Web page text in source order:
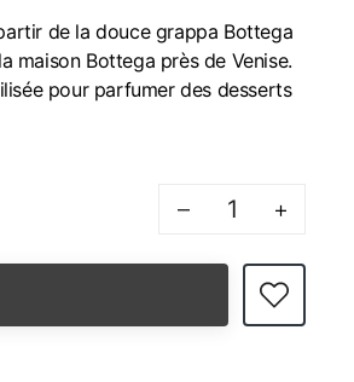
de la douce grappa Bottega
maison Bottega près de Venise.
pour parfumer des desserts
– +